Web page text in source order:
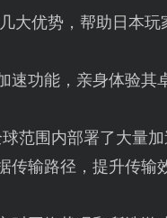
大优势，帮助日本玩
速功能，亲身体验其
范围内部署了大量
输路径，提升传输